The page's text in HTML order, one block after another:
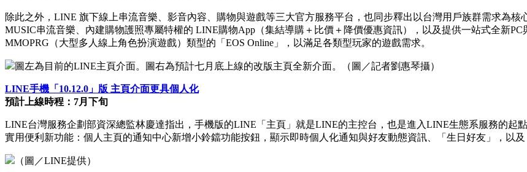
除此之外，LINE 旗下線上串流音樂、影音內容、購物與遊戲等三大官方服務平台，也同步釋出以台灣用戶族群需求為
MUSIC串流音樂、內建購物護照專屬特權的 LINE購物App（集結導購＋比價＋降價優惠資訊），以及提供一站式全新
MMOPRG（大型多人線上角色扮演遊戲）類型的「EOS Online」，以滿足各類型玩家的遊戲需求。
圖左為目前的LINE主頁介面。圖右為預計七月底上線的改版主頁全新介面。（圖／記者劉惠琴攝）
LINE手機「10.12.0」版 主頁介面更具個人化
預計上線時程：7月下旬
LINE台灣服務企劃部資深總監林慶達指出，手機版的LINE「主頁」就是LINE的主控台，也是進入LINE生態系服務的起
實用便利新功能：個人主頁的通知中心新增小鈴鐺功能按鈕，顯示即時個人化通知與好友動態資訊、「生日好友」，以及
（圖／LINE提供）